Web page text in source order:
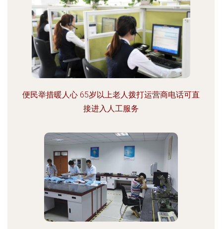
便民举措暖人心 65岁以上老人拨打运营商电话可直
接进入人工服务